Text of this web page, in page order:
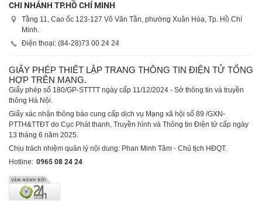
CHI NHÁNH TP.HỒ CHÍ MINH
Tầng 11, Cao ốc 123-127 Võ Văn Tần, phường Xuân Hòa, Tp. Hồ Chí
Minh.
Điện thoại: (84-28)73 00 24 24
GIẤY PHÉP THIẾT LẬP TRANG THÔNG TIN ĐIỆN TỬ TỔNG
HỢP TRÊN MẠNG.
Giấy phép số 180/GP-STTTT ngày cấp 11/12/2024 - Sở thông tin và truyền
thông Hà Nội.
Giấy xác nhận thông báo cung cấp dịch vụ Mạng xã hội số 89 /GXN-
PTTH&TTĐT do Cục Phát thanh, Truyền hình và Thông tin Điện tử cấp ngày
13 tháng 6 năm 2025.
Chịu trách nhiệm quản lý nội dung: Phan Minh Tâm - Chủ tịch HĐQT.
Hotline: 0965 08 24 24